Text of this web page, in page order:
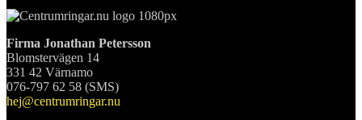
Firma Jonathan Petersson
Blomstervägen 14
331 42 Värnamo
076-797 62 58 (SMS)
hej@centrumringar.nu